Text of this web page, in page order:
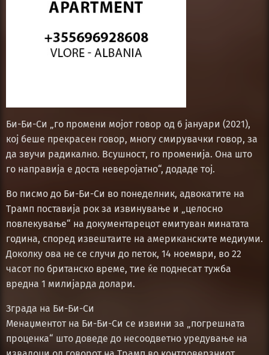
Би-Би-Си „го промени мојот говор од 6 јануари (2021),
кој беше прекрасен говор, многу смирувачки говор, за
да звучи радикално. Всушност, го променија. Она што
го направија е доста неверојатно“, додаде тој.
Во писмо до Би-Би-Си во понеделник, адвокатите на
Трамп поставија рок за извинување и „целосно
повлекување“ на документарецот емитуван минатата
година, според извештаите на американските медиуми.
Доколку ова не се случи до петок, 14 ноември, во 22
часот по британско време, тие ќе поднесат тужба
вредна 1 милијарда долари.
Зграда на Би-Би-Си
Менаџментот на Би-Би-Си се извини за „погрешната
проценка“ што доведе до несоодветно уредување на